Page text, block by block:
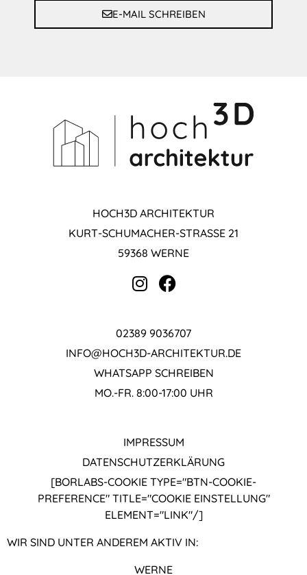
E-MAIL SCHREIBEN
HOCH3D ARCHITEKTUR
KURT-SCHUMACHER-STRASSE 21
59368 WERNE
02389 9036707
INFO@HOCH3D-ARCHITEKTUR.DE
WHATSAPP SCHREIBEN
MO.-FR. 8:00-17:00 UHR
IMPRESSUM
DATENSCHUTZ­ERKLÄRUNG
[BORLABS-COOKIE TYPE="BTN-COOKIE-
PREFERENCE" TITLE="COOKIE EINSTELLUNG"
ELEMENT="LINK"/]
WIR SIND UNTER ANDEREM AKTIV IN:
WERNE